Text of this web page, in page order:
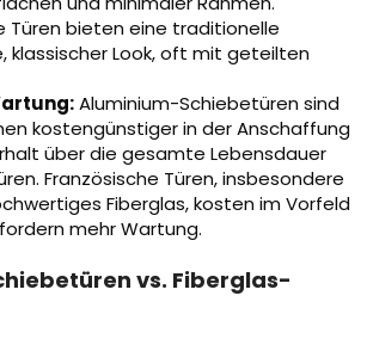
Türen bieten eine traditionelle
klassischer Look, oft mit geteilten
Aluminium-Schiebetüren sind
kostengünstiger in der Anschaffung
über die gesamte Lebensdauer
Französische Türen, insbesondere
Fiberglas, kosten im Vorfeld
mehr Wartung.
vs. Fiberglas-